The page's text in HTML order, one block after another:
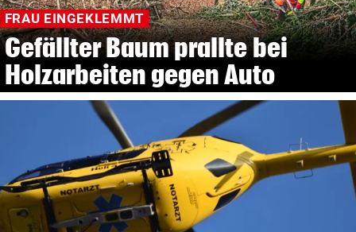
FRAU EINGEKLEMMT
Gefällter Baum prallte bei
Holzarbeiten gegen Auto